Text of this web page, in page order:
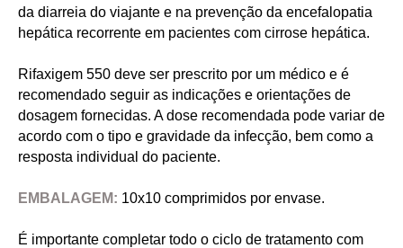
da diarreia do viajante e na prevenção da encefalopatia
hepática recorrente em pacientes com cirrose hepática.
Rifaxigem 550 deve ser prescrito por um médico e é
recomendado seguir as indicações e orientações de
dosagem fornecidas. A dose recomendada pode variar de
acordo com o tipo e gravidade da infecção, bem como a
resposta individual do paciente.
EMBALAGEM: 10x10 comprimidos por envase.
É importante completar todo o ciclo de tratamento com